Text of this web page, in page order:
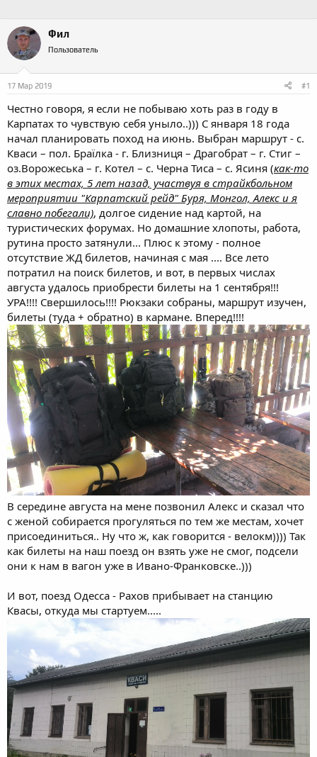
Фил
Пользователь
17 Мар 2019 #1
Честно говоря, я если не побываю хоть раз в году в
Карпатах то чувствую себя уныло..))) С января 18 года
начал планировать поход на июнь. Выбран маршрут - с.
Кваси – пол. Браїлка - г. Близниця – Драгобрат – г. Стиг –
оз.Ворожеська – г. Котел – с. Черна Тиса – с. Ясиня (как-то
в этих местах, 5 лет назад, участвуя в страйкбольном
мероприятии "Карпатский рейд" Буря, Монгол, Алекс и я
славно побегали), долгое сидение над картой, на
туристических форумах. Но домашние хлопоты, работа,
рутина просто затянули... Плюс к этому - полное
отсутствие ЖД билетов, начиная с мая .... Все лето
потратил на поиск билетов, и вот, в первых числах
августа удалось приобрести билеты на 1 сентября!!!
УРА!!!! Свершилось!!!! Рюкзаки собраны, маршрут изучен,
билеты (туда + обратно) в кармане. Вперед!!!!
В середине августа на мене позвонил Алекс и сказал что
с женой собирается прогуляться по тем же местам, хочет
присоединиться.. Ну что ж, как говорится - велокм)))) Так
как билеты на наш поезд он взять уже не смог, подсели
они к нам в вагон уже в Ивано-Франковске..)))
И вот, поезд Одесса - Рахов прибывает на станцию
Квасы, откуда мы стартуем.....